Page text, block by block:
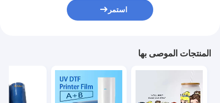
استمر
المنتجات الموصى بها